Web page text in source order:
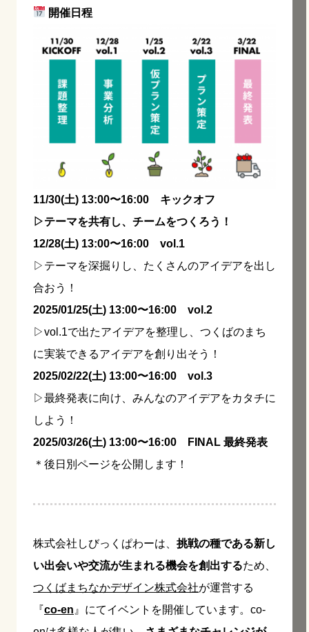
開催日程
11/30(土) 13:00〜16:00 キックオフ
▷テーマを共有し、チームをつくろう！
12/28(土) 13:00〜16:00 vol.1
▷テーマを深掘りし、たくさんのアイデアを出し
合おう！
2025/01/25(土) 13:00〜16:00 vol.2
▷vol.1で出たアイデアを整理し、つくばのまち
に実装できるアイデアを創り出そう！
2025/02/22(土) 13:00〜16:00 vol.3
▷最終発表に向け、みんなのアイデアをカタチに
しよう！
2025/03/26(土) 13:00〜16:00 FINAL 最終発表
＊後日別ページを公開します！
株式会社しびっくぱわーは、 挑戦の種である新し
い出会いや交流が生まれる機会を創出するため、
つくばまちなかデザイン株式会社が運営する
『co-en 』にてイベントを開催しています。co-